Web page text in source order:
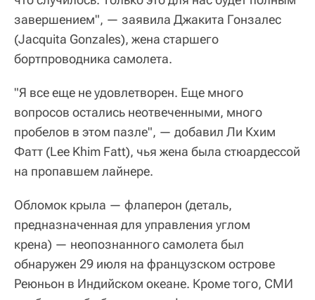
завершением", — заявила Джакита Гонзалес
(Jacquita Gonzales), жена старшего
бортпроводника самолета.
"Я все еще не удовлетворен. Еще много
вопросов остались неотвеченными, много
пробелов в этом пазле", — добавил Ли Кхим
Фатт (Lee Khim Fatt), чья жена была стюардессой
на пропавшем лайнере.
Обломок крыла — флаперон (деталь,
предназначенная для управления углом
крена) — неопознанного самолета был
обнаружен 29 июля на французском острове
Реюньон в Индийском океане. Кроме того, СМИ